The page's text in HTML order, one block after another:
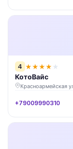
4 ★★★★ ★
КотоВайс
Красноармейская
+79009990310